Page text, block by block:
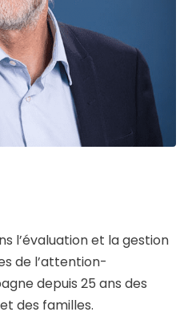
l’évaluation et la gestion
de l’attention-
depuis 25 ans des
des familles.